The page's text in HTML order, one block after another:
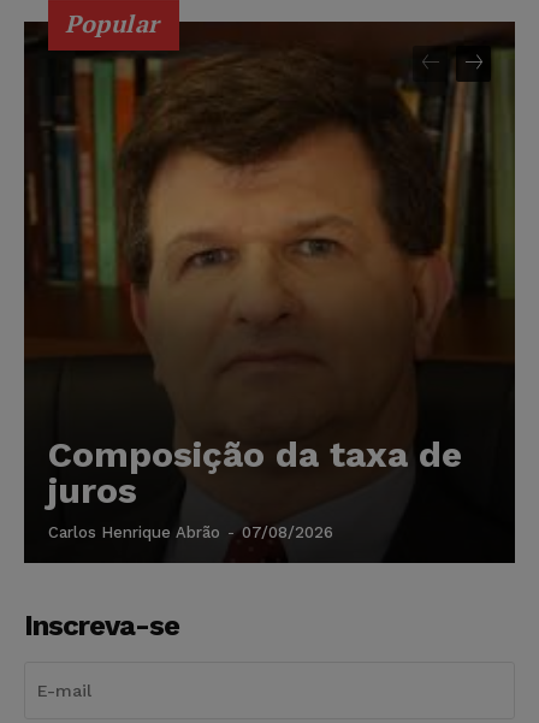
Popular
Composição da taxa de
juros
Carlos Henrique Abrão - 07/08/2026
Inscreva-se